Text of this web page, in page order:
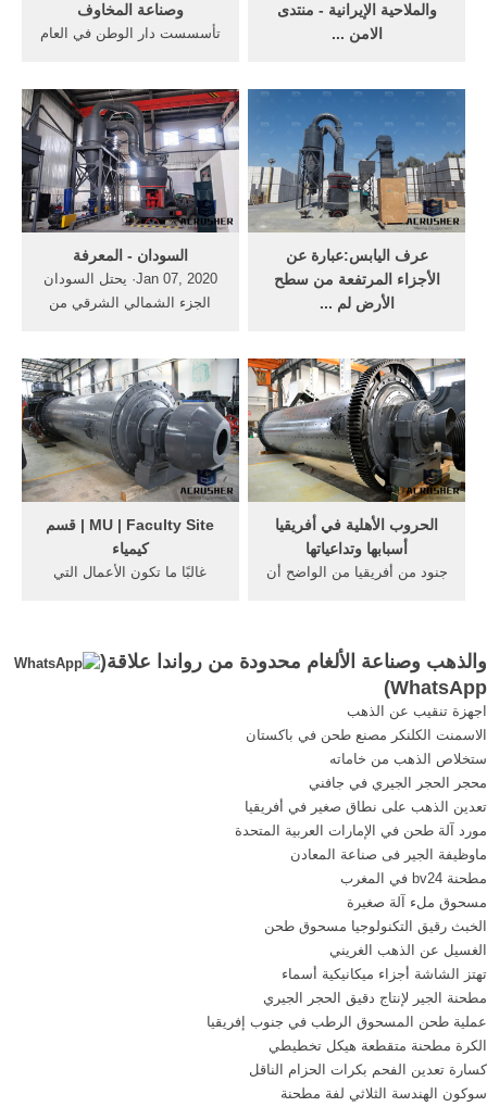
وصناعة المخاوف
تأسسست دار الوطن في العام
العام ونص قرار تأسيسها على
ان تكون مؤسسة صحفية
مستقلة ونشاطها اصدار صحيفة
يومية واصدار مطبوعات
متخصصة وكتب ومجلات .
والملاحية الإيرانية - منتدى
الامن ...
البحرية خلال الثمانينات على
شراء مئات المركبات البحرية
الصغيرة القادرة على شن
هجمات محتشدة وزرع حقول
الألغام وغيرها من ...
السودان - المعرفة
Jan 07, 2020· يحتل السودان
الجزء الشمالي الشرقي من
الاستواء وخطي الطول 22 و38.
يحده من الشمال مصر بطول
حدود 1.273 كم ، ومن الشرق
إريتريا 605 كم وإثيوبيا 1.606
كم والبحر الأحمر 670 كم ومن
الجنوب كنيا 232 ...
عرف اليابس:عبارة عن
الأجزاء المرتفعة من سطح
الأرض لم ...
منطقة السافانا وهى محدودة
توجد بكل من : الجزء الشمإلي
من كردفان - دارفور - أرض
الجزيرة - كسلا شرق السودان.
MU | Faculty Site | قسم
كيمياء
غالبًا ما تكون الأعمال التي
والتخلص من النفايات المشعة،
الحروب الأهلية في أفريقيا
أسبابها وتداعياتها
جنود من أفريقيا من الواضح أن
هي ابتلاؤها بالحروب
والصراعات الأهلية مع ما يرافق
هذه الصراعات من مجازر
ومآس وتهجير؛ وأن نتحدث عن
الحروب الأهلية في أفريقيا فهذا
...
والذهب وصناعة الألغام محدودة من رواندا علاقة(
WhatsApp
)
اجهزة تنقيب عن الذهب
الاسمنت الكلنكر مصنع طحن في باكستان
ستخلاص الذهب من خاماته
محجر الحجر الجيري في جافني
تعدين الذهب على نطاق صغير في أفريقيا
مورد آلة طحن في الإمارات العربية المتحدة
ماوظيفة الجير فى صناعة المعادن
مطحنة bv24 في المغرب
مسحوق ملء آلة صغيرة
الخبث رقيق التكنولوجيا مسحوق طحن
الغسيل عن الذهب الغريني
تهتز الشاشة أجزاء ميكانيكية أسماء
مطحنة الجير لإنتاج دقيق الحجر الجيري
عملية طحن المسحوق الرطب في جنوب إفريقيا
الكرة مطحنة متقطعة هيكل تخطيطي
كسارة تعدين الفحم بكرات الحزام الناقل
سوكون الهندسة الثلاثي لفة مطحنة